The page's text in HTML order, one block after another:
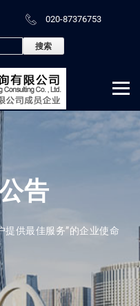
020-87376753
告
提供最佳服务”的企业使命